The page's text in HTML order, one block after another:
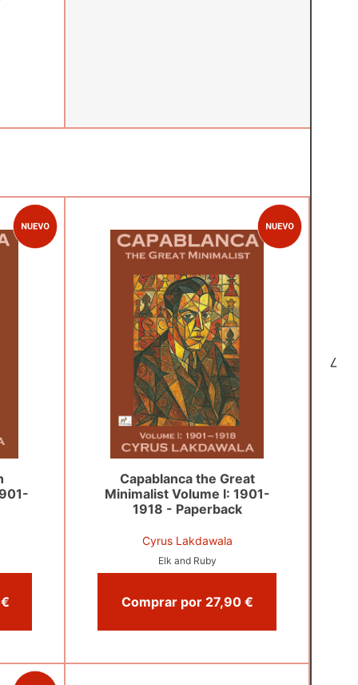
7
Comprar por 24,95 €
Capablanca the Great
Minimalist Volume I: 1901-
1918 - Paperback
Cyrus Lakdawala
Elk and Ruby
Comprar por 27,90 €